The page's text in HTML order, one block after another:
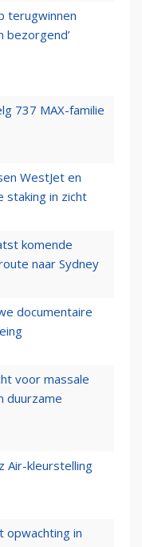
terugwinnen
bezorgend’
737 MAX-familie
WestJet en
staking in zicht
komende
naar Sydney
documentaire
voor massale
duurzame
Air-kleurstelling
opwachting in